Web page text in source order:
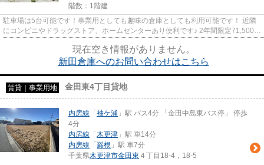
階数：1階建
駐車場は5台可能です！事業用としても趣味の倉庫としても利用可能です！ 近隣
にコンビニやドラッグストア、ホームセンターあり便利です♪ 2年間限定71,500円
現在空き情報がありません。
新田倉庫へのお問い合わせはこちら
賃貸｜事業用地 金田東4丁目貸地
内房線 「 袖ケ浦 」駅 バス4分 「金田中島東バス停」 停歩
4分
内房線 「 木更津 」駅 車14分
内房線 「 巌根 」駅 車7分
千葉県木更津市金田東 ４丁目18-4，18-5